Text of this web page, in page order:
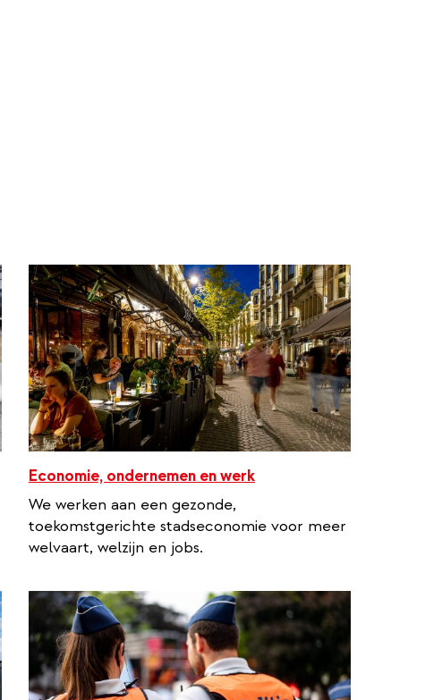
Economie, ondernemen en werk
We werken aan een gezonde,
toekomstgerichte stadseconomie voor meer
welvaart, welzijn en jobs.